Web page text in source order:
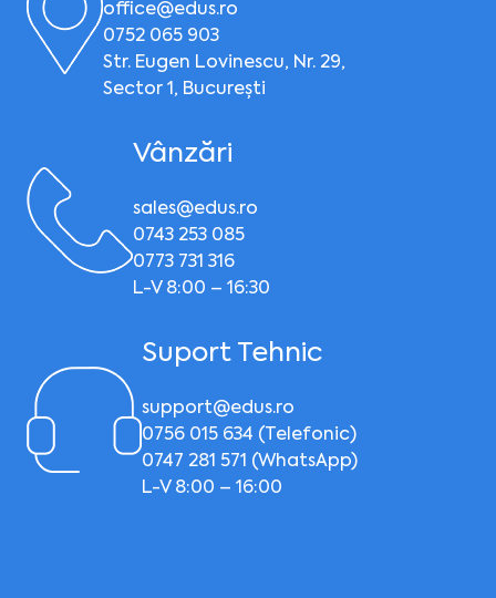
office@edus.ro
0752 065 903
Str. Eugen Lovinescu, Nr. 29,
Sector 1, București
Vânzări
sales@edus.ro
0743 253 085
0773 731 316
L-V 8:00 – 16:30
Suport Tehnic
support@edus.ro
0756 015 634 (Telefonic)
0747 281 571 (WhatsApp)
L-V 8:00 – 16:00